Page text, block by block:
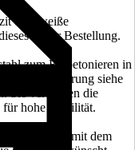
eine weiße
in der Bestellung.
zum Einbetonieren in
und Ausführung siehe
Sie verbinden die
hohe Stabilität.
zusammen mit dem